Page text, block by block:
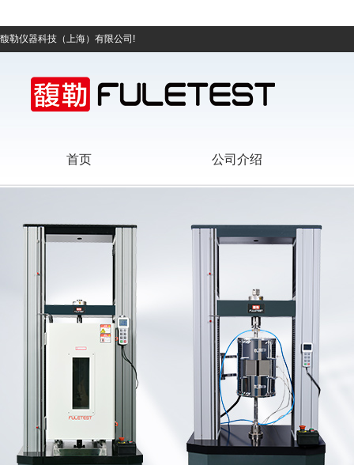
馥勒仪器科技（上海）有限公司!
首页 公司介绍